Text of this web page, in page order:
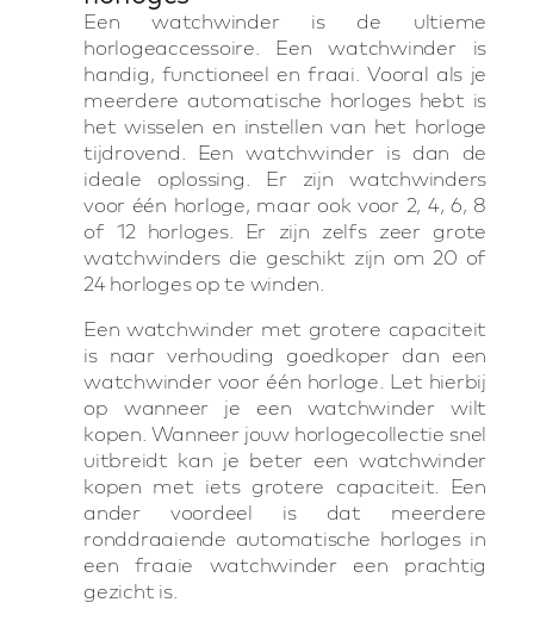
Een watchwinder is de ultieme
horlogeaccessoire. Een watchwinder is
handig, functioneel en fraai. Vooral als je
meerdere automatische horloges hebt is
het wisselen en instellen van het horloge
tijdrovend. Een watchwinder is dan de
ideale oplossing. Er zijn watchwinders
voor één horloge, maar ook voor 2, 4, 6, 8
of 12 horloges. Er zijn zelfs zeer grote
watchwinders die geschikt zijn om 20 of
24 horloges op te winden.
Een watchwinder met grotere capaciteit
is naar verhouding goedkoper dan een
watchwinder voor één horloge. Let hierbij
op wanneer je een watchwinder wilt
kopen. Wanneer jouw horlogecollectie snel
uitbreidt kan je beter een watchwinder
kopen met iets grotere capaciteit. Een
ander voordeel is dat meerdere
ronddraaiende automatische horloges in
een fraaie watchwinder een prachtig
gezicht is.